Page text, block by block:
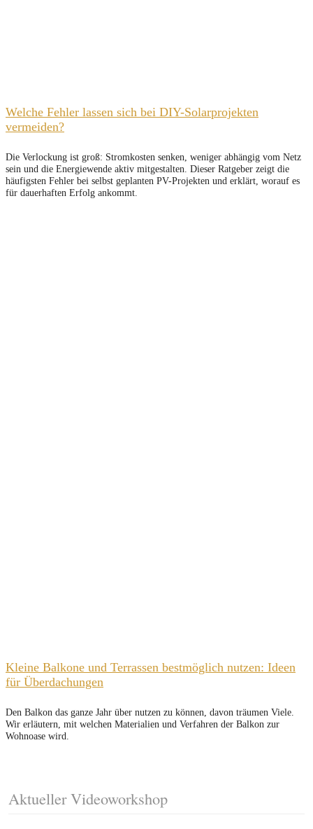
Welche Fehler lassen sich bei DIY-Solarprojekten
vermeiden?
Die Verlockung ist groß: Stromkosten senken, weniger abhängig vom Netz
sein und die Energiewende aktiv mitgestalten. Dieser Ratgeber zeigt die
häufigsten Fehler bei selbst geplanten PV-Projekten und erklärt, worauf es
für dauerhaften Erfolg ankommt.
Kleine Balkone und Terrassen bestmöglich nutzen: Ideen
für Überdachungen
Den Balkon das ganze Jahr über nutzen zu können, davon träumen Viele.
Wir erläutern, mit welchen Materialien und Verfahren der Balkon zur
Wohnoase wird.
Aktueller Videoworkshop